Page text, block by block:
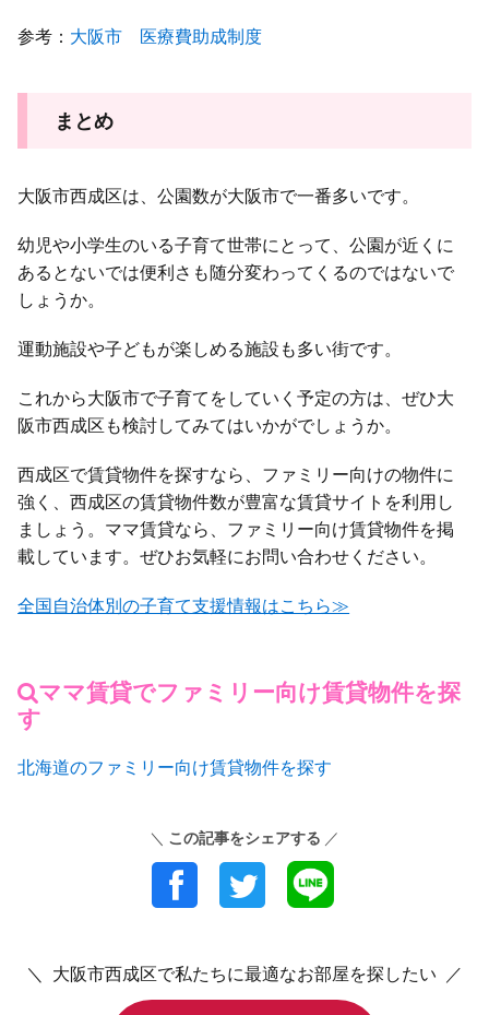
参考： 大阪市 医療費助成制度
まとめ
大阪市西成区は、公園数が大阪市で一番多いです。
幼児や小学生のいる子育て世帯にとって、公園が近くに
あるとないでは便利さも随分変わってくるのではないで
しょうか。
運動施設や子どもが楽しめる施設も多い街です。
これから大阪市で子育てをしていく予定の方は、ぜひ大
阪市西成区も検討してみてはいかがでしょうか。
西成区で賃貸物件を探すなら、ファミリー向けの物件に
強く、西成区の賃貸物件数が豊富な賃貸サイトを利用し
ましょう。ママ賃貸なら、ファミリー向け賃貸物件を掲
載しています。ぜひお気軽にお問い合わせください。
全国自治体別の子育て支援情報はこちら≫
ママ賃貸でファミリー向け賃貸物件を探
す
北海道のファミリー向け賃貸物件を探す
＼ この記事をシェアする ／
＼ 大阪市西成区で私たちに最適なお部屋を探したい ／